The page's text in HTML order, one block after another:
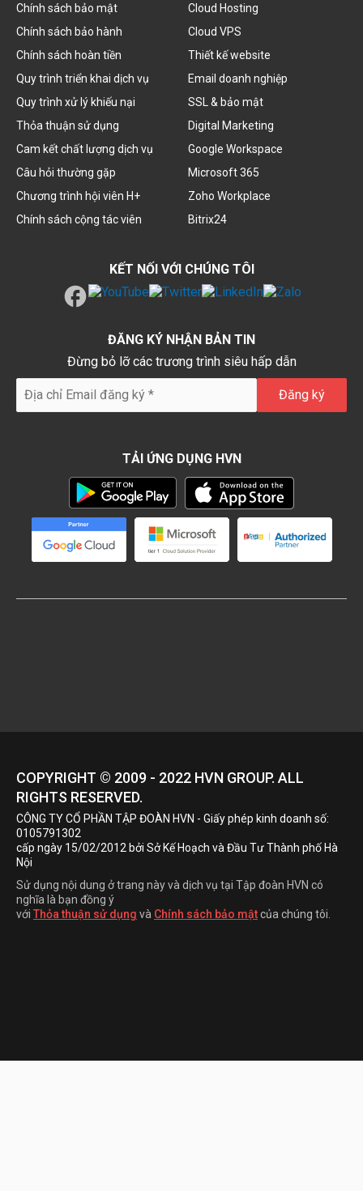
Chính sách bảo mật
Chính sách bảo hành
Chính sách hoàn tiền
Quy trình triển khai dịch vụ
Quy trình xử lý khiếu nại
Thỏa thuận sử dụng
Cam kết chất lượng dịch vụ
Câu hỏi thường gặp
Chương trình hội viên H+
Chính sách cộng tác viên
Cloud Hosting
Cloud VPS
Thiết kế website
Email doanh nghiệp
SSL & bảo mật
Digital Marketing
Google Workspace
Microsoft 365
Zoho Workplace
Bitrix24
KẾT NỐI VỚI CHÚNG TÔI
ĐĂNG KÝ NHẬN BẢN TIN
Đừng bỏ lỡ các trương trình siêu hấp dẫn
TẢI ỨNG DỤNG HVN
COPYRIGHT © 2009 - 2022 HVN GROUP. ALL
RIGHTS RESERVED.
CÔNG TY CỔ PHẦN TẬP ĐOÀN HVN - Giấy phép kinh doanh số:
0105791302
cấp ngày 15/02/2012 bởi Sở Kế Hoạch và Đầu Tư Thành phố Hà
Nội
Sử dụng nội dung ở trang này và dịch vụ tại Tập đoàn HVN có
nghĩa là bạn đồng ý
với Thỏa thuận sử dụng và Chính sách bảo mậtcủa chúng tôi.